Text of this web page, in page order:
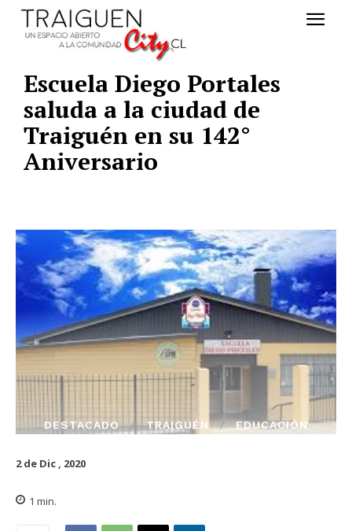
Escuela Diego Portales
saluda a la ciudad de
Traiguén en su 142°
Aniversario
DESTACADO TRAIGUÉN EDUCACIÓN
2 de Dic , 2020
1 min.